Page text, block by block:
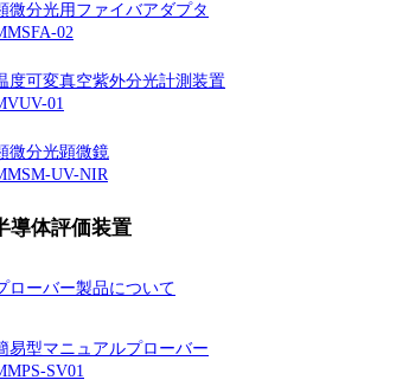
微分光用ファイバアダプタ
02
度可変真空紫外分光計測装置
01
微分光顕微鏡
UV-NIR
導体評価装置
ローバー製品について
易型マニュアルプローバー
SV01